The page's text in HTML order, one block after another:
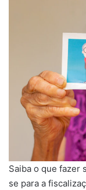
Saiba o que fazer
se para a